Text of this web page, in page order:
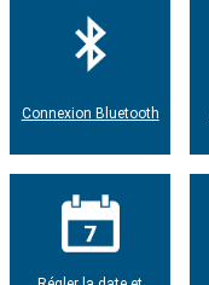
Connexion Bluetooth